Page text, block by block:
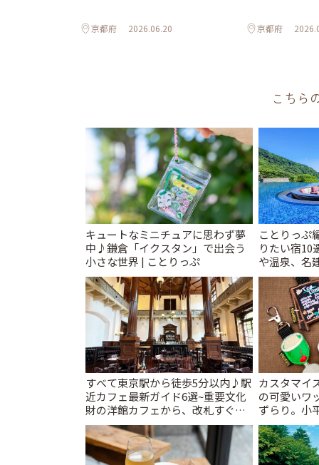
京都府 2026.06.20 京都府
こちら
キュートなミニチュアに思わず夢
中♪鎌倉「イクスタン」で出会う
小さな世界 | ことりっぷ
ことりっぷ
りたい宿10
や温泉、名
すべて東京駅から徒歩5分以内♪駅
近カフェ最新ガイド6選~重要文化
財の洋館カフェから、改札すぐの
レトロ喫茶まで~ | ことりっぷ
カスタマイ
の可愛いワ
ずらり。小
T&K」 | こ